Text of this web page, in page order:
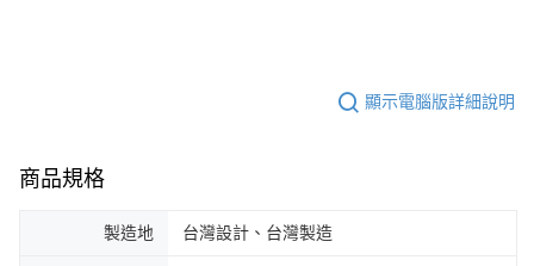
顯示電腦版詳細說明
商品規格
製造地 台灣設計、台灣製造